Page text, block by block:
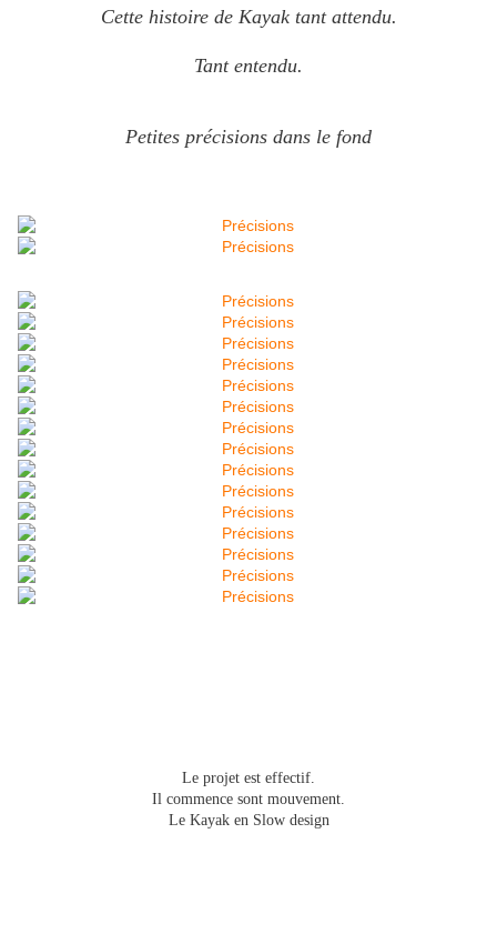
Cette histoire de Kayak tant attendu.
Tant entendu.
Petites précisions dans le fond
Le projet est effectif.
Il commence sont mouvement.
Le Kayak en Slow design